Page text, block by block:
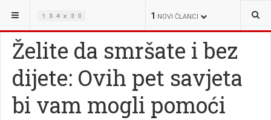
1 NOVI ČLANCI
NALAZITE SE OVDJE: SAVJETI
Želite da smršate i bez
dijete: Ovih pet savjeta
bi vam mogli pomoći